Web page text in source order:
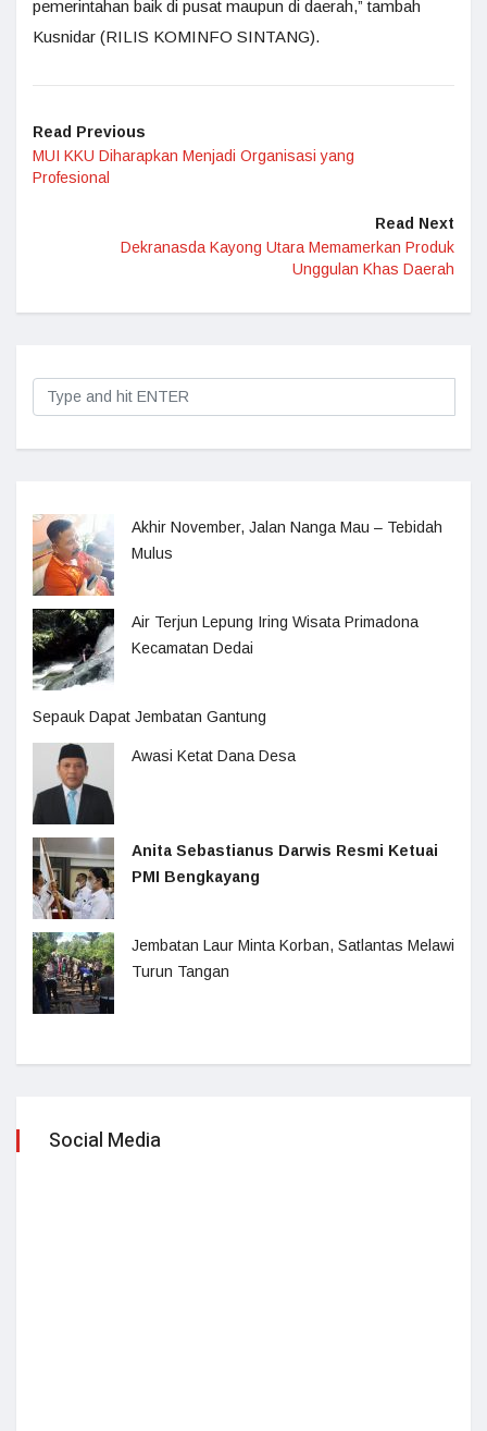
pemerintahan baik di pusat maupun di daerah,” tambah
Kusnidar (RILIS KOMINFO SINTANG).
Read Previous
MUI KKU Diharapkan Menjadi Organisasi yang
Profesional
Read Next
Dekranasda Kayong Utara Memamerkan Produk
Unggulan Khas Daerah
Akhir November, Jalan Nanga Mau – Tebidah
Mulus
Air Terjun Lepung Iring Wisata Primadona
Kecamatan Dedai
Sepauk Dapat Jembatan Gantung
Awasi Ketat Dana Desa
Anita Sebastianus Darwis Resmi Ketuai
PMI Bengkayang
Jembatan Laur Minta Korban, Satlantas Melawi
Turun Tangan
Social Media